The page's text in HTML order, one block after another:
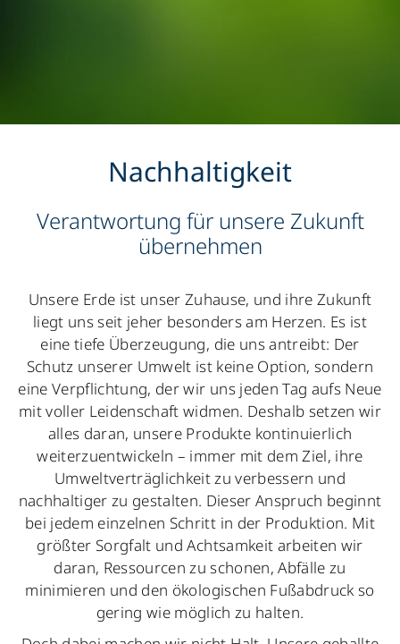
Nachhaltigkeit
Verantwortung für unsere Zukunft
übernehmen
Unsere Erde ist unser Zuhause, und ihre Zukunft
liegt uns seit jeher besonders am Herzen. Es ist
eine tiefe Überzeugung, die uns antreibt: Der
Schutz unserer Umwelt ist keine Option, sondern
eine Verpflichtung, der wir uns jeden Tag aufs Neue
mit voller Leidenschaft widmen. Deshalb setzen wir
alles daran, unsere Produkte kontinuierlich
weiterzuentwickeln – immer mit dem Ziel, ihre
Umweltverträglichkeit zu verbessern und
nachhaltiger zu gestalten. Dieser Anspruch beginnt
bei jedem einzelnen Schritt in der Produktion. Mit
größter Sorgfalt und Achtsamkeit arbeiten wir
daran, Ressourcen zu schonen, Abfälle zu
minimieren und den ökologischen Fußabdruck so
gering wie möglich zu halten.